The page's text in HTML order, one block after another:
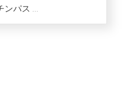
ンパス …